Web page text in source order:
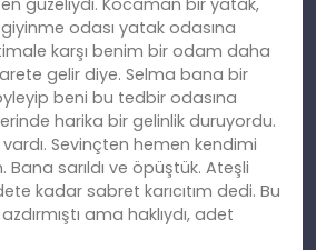
odası yatak odasına
karşı benim bir odam daha
gelir diye. Selma bana bir
beni bu tedbir odasına
harika bir gelinlik duruyordu.
vardı. Sevinçten hemen kendimi
Bana sarıldı ve öpüştük. Ateşli
kadar sabret karıcıtım dedi. Bu
ama haklıydı, adet